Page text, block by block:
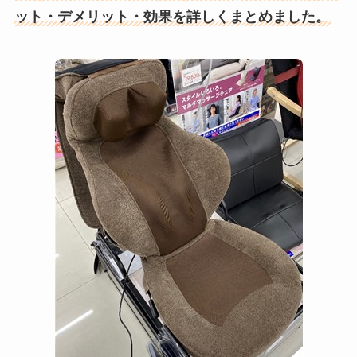
ット・デメリット・効果を詳しくまとめました。